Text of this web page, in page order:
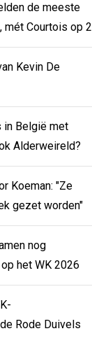
de meeste
mét Courtois op 2
Kevin De
in België met
Alderweireld?
Koeman: "Ze
gezet worden"
nog
het WK 2026
Rode Duivels